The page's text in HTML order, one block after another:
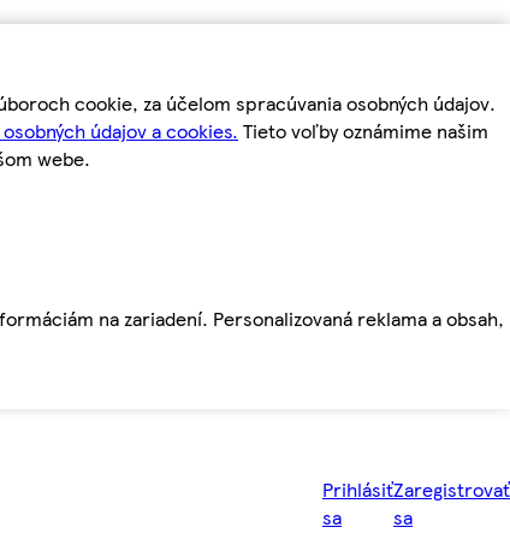
cookie, za účelom spracúvania osobných údajov.
údajov a cookies. Tieto voľby oznámime našim
webe.
na zariadení. Personalizovaná reklama a obsah,
Prihlásiť
sa
Zaregistrovať
sa